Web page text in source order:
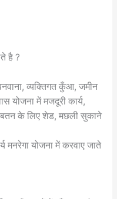
है ?
व्यक्तिगत कुँआ, जमीन
योजना में मजदूरी कार्य,
बतन के लिए शेड, मछली सुकाने
मनरेगा योजना में करवाए जाते